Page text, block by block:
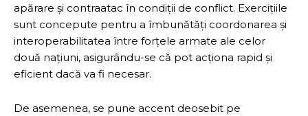
apărare și contraatac în condiții de conflict. Exercițiile
sunt concepute pentru a îmbunătăți coordonarea și
interoperabilitatea între forțele armate ale celor
două națiuni, asigurându-se că pot acționa rapid și
eficient dacă va fi necesar.
De asemenea, se pune accent deosebit pe